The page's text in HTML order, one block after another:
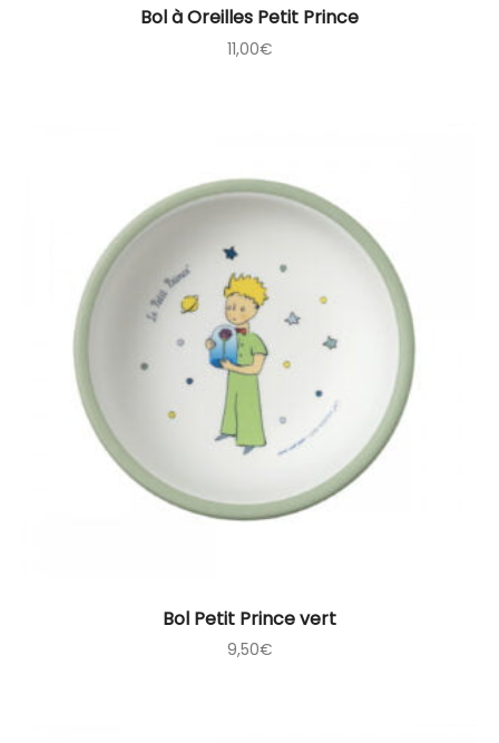
Bol à Oreilles Petit Prince
11,00€
Bol Petit Prince vert
9,50€